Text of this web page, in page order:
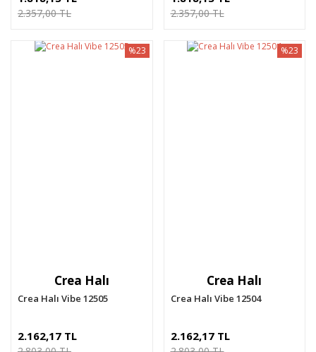
2.357,00 TL 2.357,00 TL
Crea Halı
Crea Halı Vibe 12505
%23
2.162,17 TL
Crea Halı
Crea Halı Vibe 12504
%23
2.162,17 TL